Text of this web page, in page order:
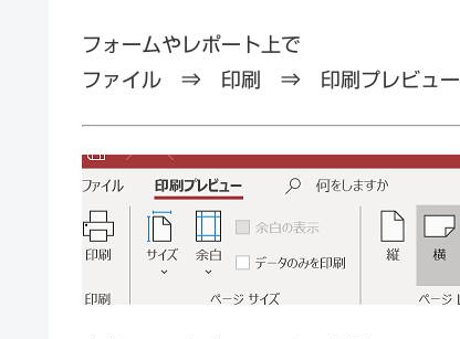
フォームやレポート上で
ファイル ⇒ 印刷 ⇒ 印刷プレビュー